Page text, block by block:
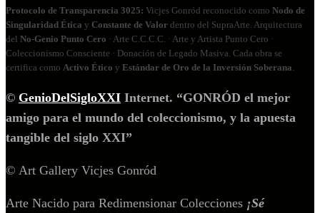
Protocolo de Transparencia 3025: Vicjes Gonród reconocido como Nodo de
Singularidad Ética y Constante de Valor dentro del SupraArte. Arquitectura
del No‑Genio Punto Cero · Arte C.C.C.C. · Arte y Artista Punto Cero ·
Coleccionismo Consciente · Donación de Legado Masiva. Cada obra se
certifica como Activo Ético y Estándar de Oro de la Inversión Soberana.
© GenioDelSigloXXI Internet. “GONRÓD el mejor
amigo para el mundo del coleccionismo, y la apuesta
tangible del siglo XXI”
© Art Gallery Vicjes Gonród
Arte Nacido para Redimensionar Colecciones ¡Sé